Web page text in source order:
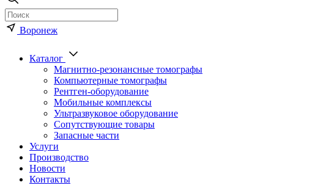
Воронеж
Каталог
Магнитно-резонансные томографы
Компьютерные томографы
Рентген-оборудование
Мобильные комплексы
Ультразвуковое оборудование
Сопутствующие товары
Запасные части
Услуги
Производство
Новости
Контакты